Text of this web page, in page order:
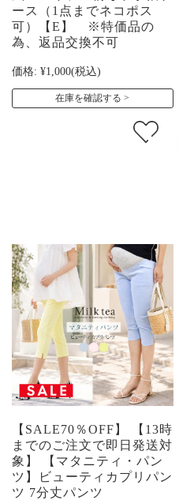
ース（1点までネコポス
可）【E】 ※特価品の
為、返品交換不可
価格: ¥1,000(税込)
在庫を確認する
【SALE70％OFF】 【13時
までのご注文で即日発送対
象】 【マタニティ・パン
ツ】ビューティカプリパン
ツ 7分丈パンツ